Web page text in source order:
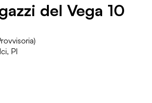
del Vega 10
PI